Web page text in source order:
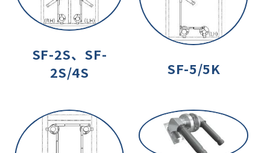
SF-2S、SF-
2S/4S
SF-5/5K